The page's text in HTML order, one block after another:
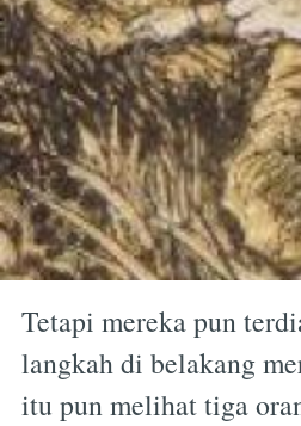
Tetapi mereka pun
langkah di belakang
itu pun melihat tiga